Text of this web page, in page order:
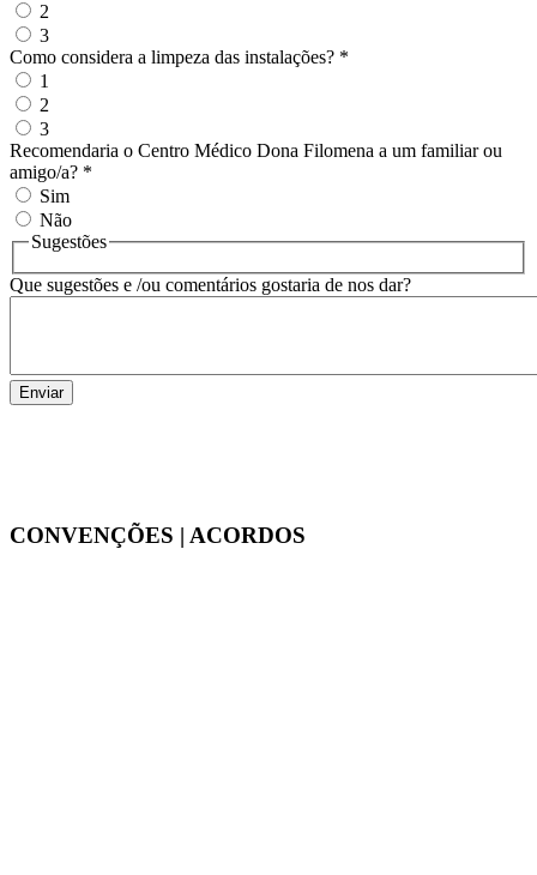
2
3
Como considera a limpeza das instalações? *
1
2
3
Recomendaria o Centro Médico Dona Filomena a um familiar ou
amigo/a? *
Sim
Não
Sugestões
Que sugestões e /ou comentários gostaria de nos dar?
CONVENÇÕES | ACORDOS